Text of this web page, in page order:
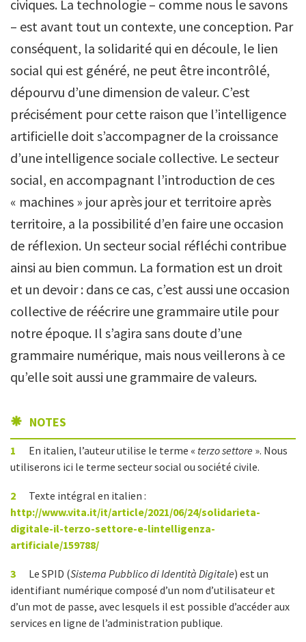
civiques. La technologie – comme nous le savons
– est avant tout un contexte, une conception. Par
conséquent, la solidarité qui en découle, le lien
social qui est généré, ne peut être incontrôlé,
dépourvu d’une dimension de valeur. C’est
précisément pour cette raison que l’intelligence
artificielle doit s’accompagner de la croissance
d’une intelligence sociale collective. Le secteur
social, en accompagnant l’introduction de ces
« machines » jour après jour et territoire après
territoire, a la possibilité d’en faire une occasion
de réflexion. Un secteur social réfléchi contribue
ainsi au bien commun. La formation est un droit
et un devoir : dans ce cas, c’est aussi une occasion
collective de réécrire une grammaire utile pour
notre époque. Il s’agira sans doute d’une
grammaire numérique, mais nous veillerons à ce
qu’elle soit aussi une grammaire de valeurs.
NOTES
1 En italien, l’auteur utilise le terme « terzo settore ». Nous
utiliserons ici le terme secteur social ou société civile.
2
Texte intégral en italien :
http://www.vita.it/it/article/2021/06/24/solidarieta-
digitale-il-terzo-settore-e-lintelligenza-
artificiale/159788/
3 Le SPID (Sistema Pubblico di Identità Digitale) est un
identifiant numérique composé d’un nom d’utilisateur et
d’un mot de passe, avec lesquels il est possible d’accéder aux
services en ligne de l’administration publique.